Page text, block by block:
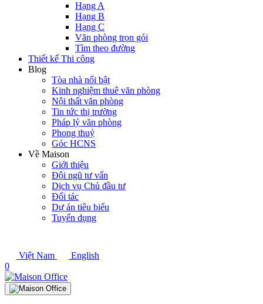
Hạng A
Hạng B
Hạng C
Văn phòng trọn gói
Tìm theo đường
Thiết kế Thi công
Blog
Tòa nhà nổi bật
Kinh nghiệm thuê văn phòng
Nội thất văn phòng
Tin tức thị trường
Pháp lý văn phòng
Phong thuỷ
Góc HCNS
Về Maison
Giới thiệu
Đội ngũ tư vấn
Dịch vụ Chủ đầu tư
Đối tác
Dự án tiêu biểu
Tuyển dụng
Việt Nam
English
0